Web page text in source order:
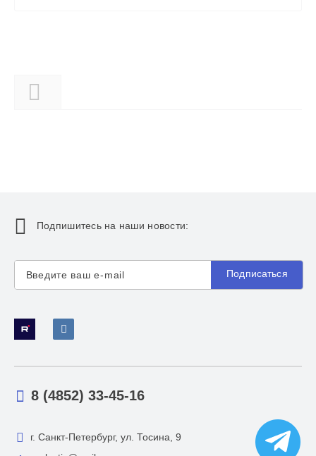
Подпишитесь на наши новости:
Подписаться
8 (4852) 33-45-16
г. Санкт-Петербург, ул. Тосина, 9